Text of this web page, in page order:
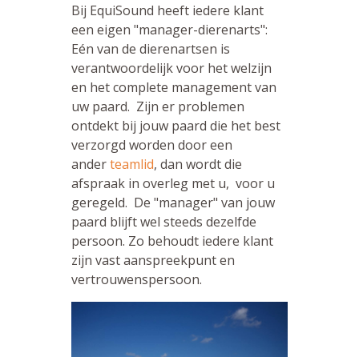
Bij EquiSound heeft iedere klant
een eigen "manager-dierenarts":
Eén van de dierenartsen is
verantwoordelijk voor het welzijn
en het complete management van
uw paard. Zijn er problemen
ontdekt bij jouw paard die het best
verzorgd worden door een
anderteamlid, dan wordt die
afspraak in overleg met u, voor u
geregeld. De "manager" van jouw
paard blijft wel steeds dezelfde
persoon. Zo behoudt iedere klant
zijn vast aanspreekpunt en
vertrouwenspersoon.